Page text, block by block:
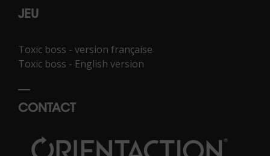
JEU
Toxic boss - version française
Toxic boss - English version
CONTACT